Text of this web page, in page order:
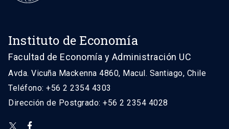
Instituto de Economía
Facultad de Economía y Administración UC
Avda. Vicuña Mackenna 4860, Macul. Santiago, Chile
Teléfono: +56 2 2354 4303
Dirección de Postgrado: +56 2 2354 4028